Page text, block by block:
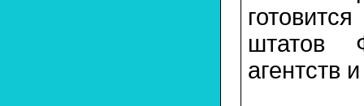
штатов
агентств